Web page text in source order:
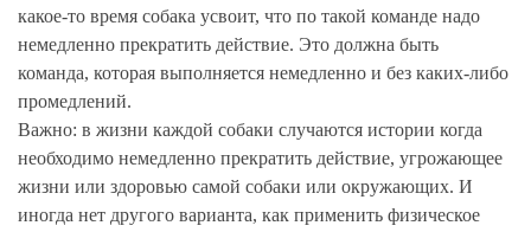
какое-то время собака усвоит, что по такой команде надо
немедленно прекратить действие. Это должна быть
команда, которая выполняется немедленно и без каких-либо
промедлений.
Важно: в жизни каждой собаки случаются истории когда
необходимо немедленно прекратить действие, угрожающее
жизни или здоровью самой собаки или окружающих. И
иногда нет другого варианта, как применить физическое